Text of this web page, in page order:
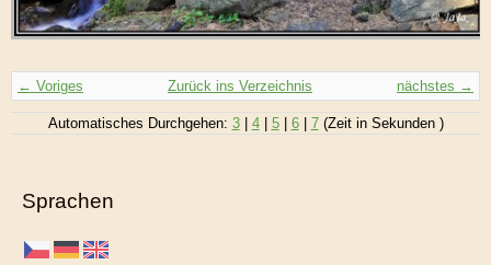
← Voriges nächstes →
Zurück ins Verzeichnis
Automatisches Durchgehen: 3| 4| 5| 6| 7(Zeit in Sekunden )
Sprachen